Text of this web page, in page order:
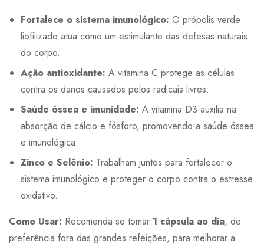
Fortalece o sistema imunológico: O própolis verde
liofilizado atua como um estimulante das defesas naturais
do corpo.
Ação antioxidante: A vitamina C protege as células
contra os danos causados pelos radicais livres.
Saúde óssea e imunidade: A vitamina D3 auxilia na
absorção de cálcio e fósforo, promovendo a saúde óssea
e imunológica.
Zinco e Selênio: Trabalham juntos para fortalecer o
sistema imunológico e proteger o corpo contra o estresse
oxidativo.
Como Usar: Recomenda-se tomar 1 cápsula ao dia, de
preferência fora das grandes refeições, para melhorar a